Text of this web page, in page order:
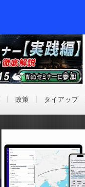
政策 タイアップ